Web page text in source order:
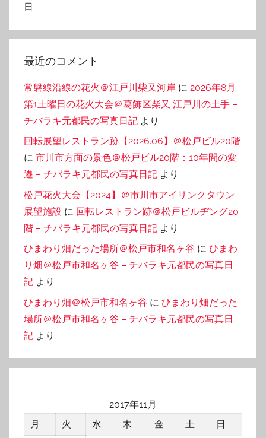
日
最近のコメント
常磐線沿線の花火＠江戸川柴又河岸 に 2026年8月
第1土曜日の花火大会＠葛飾区柴又 江戸川の土手 –
チバラキ元都民の写真日記 より
回転展望レストラン跡【2026.06】＠松戸ビル20階
に 市川市方面の景色＠松戸ビル20階：10年間の変
遷 – チバラキ元都民の写真日記 より
松戸花火大会【2024】＠市川市アイリンクタウン
展望施設 に 回転レストラン跡＠松戸ビルヂング20
階 – チバラキ元都民の写真日記 より
ひまわり畑だった場所＠松戸市和名ヶ谷 に ひまわ
り畑＠松戸市和名ヶ谷 – チバラキ元都民の写真日
記 より
ひまわり畑＠松戸市和名ヶ谷 に ひまわり畑だった
場所＠松戸市和名ヶ谷 – チバラキ元都民の写真日
記 より
2017年11月
月
火 水 木 金 土
日